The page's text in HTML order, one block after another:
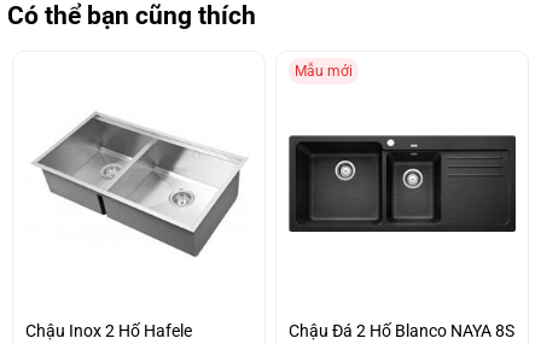
Có thể bạn cũng thích
Chậu Inox 2 Hố Hafele
Mẫu mới
Chậu Đá 2 Hố Blanco NAYA 8S